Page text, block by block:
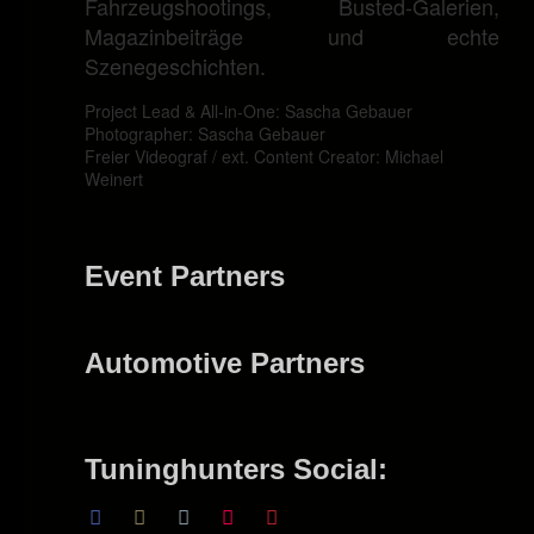
Fahrzeugshootings, Busted-Galerien,
Magazinbeiträge und echte
Szenegeschichten.
Project Lead & All-in-One: Sascha Gebauer
Photographer: Sascha Gebauer
Freier Videograf / ext. Content Creator: Michael
Weinert
Event Partners
Automotive Partners
Tuninghunters Social: